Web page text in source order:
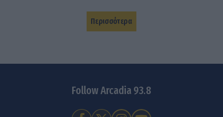
Περισσότερα
Follow Arcadia 93.8